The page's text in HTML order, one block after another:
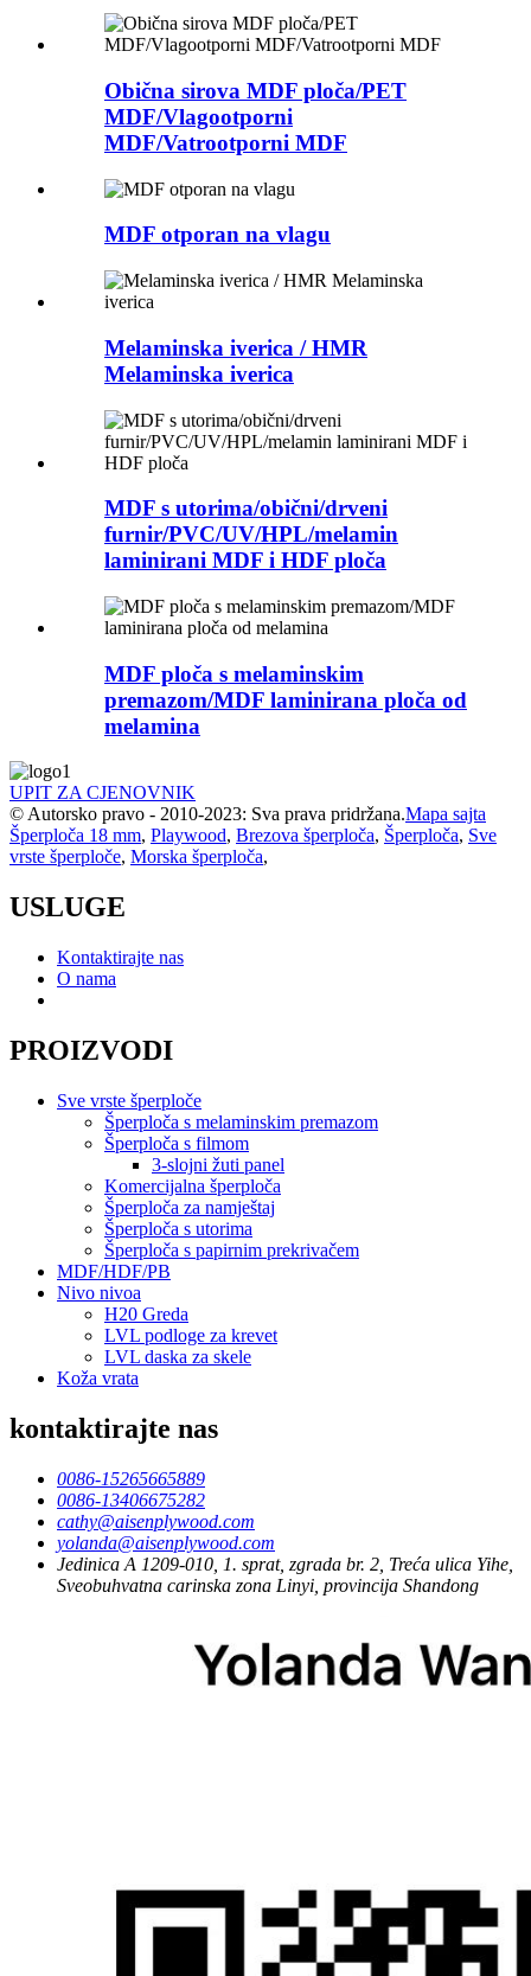
Obična sirova MDF ploča/PET
MDF/Vlagootporni
MDF/Vatrootporni MDF
MDF otporan na vlagu
Melaminska iverica / HMR
Melaminska iverica
MDF s utorima/obični/drveni
furnir/PVC/UV/HPL/melamin
laminirani MDF i HDF ploča
MDF ploča s melaminskim
premazom/MDF laminirana ploča od
melamina
UPIT ZA CJENOVNIK
© Autorsko pravo - 2010-2023: Sva prava pridržana.Mapa sajta
Šperploča 18 mm, Playwood, Brezova šperploča, Šperploča, Sve
vrste šperploče, Morska šperploča,
USLUGE
Kontaktirajte nas
O nama
PROIZVODI
Sve vrste šperploče
Šperploča s melaminskim premazom
Šperploča s filmom
3-slojni žuti panel
Komercijalna šperploča
Šperploča za namještaj
Šperploča s utorima
Šperploča s papirnim prekrivačem
MDF/HDF/PB
Nivo nivoa
H20 Greda
LVL podloge za krevet
LVL daska za skele
Koža vrata
kontaktirajte nas
0086-15265665889
0086-13406675282
cathy@aisenplywood.com
yolanda@aisenplywood.com
Jedinica A 1209-010, 1. sprat, zgrada br. 2, Treća ulica Yihe,
Sveobuhvatna carinska zona Linyi, provincija Shandong